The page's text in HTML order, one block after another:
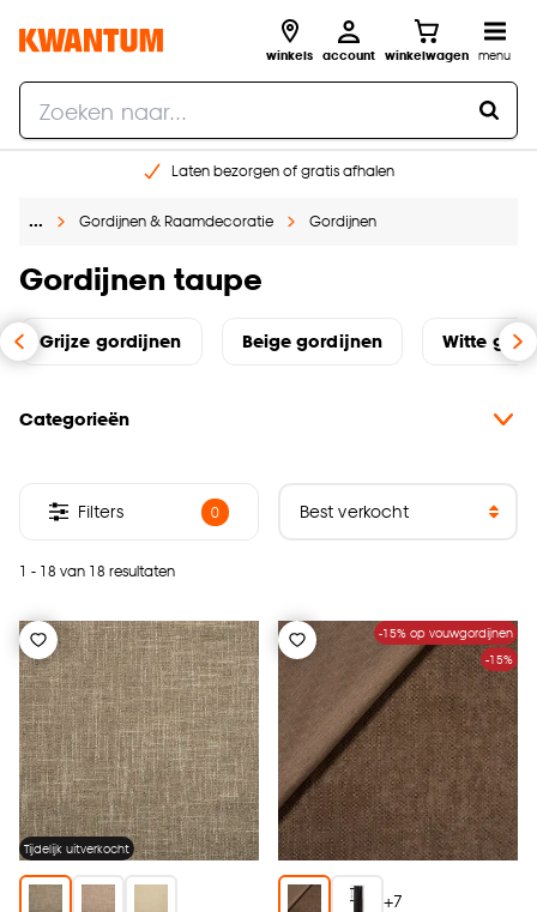
winkels account winkelwagen menu
Laten bezorgen of gratis afhalen
Gratis raam advies en opmeten aan huis
… Gordijnen & Raamdecoratie Gordijnen
Gordijnen taupe
Grijze gordijnen Beige gordijnen Witte
Categorieën
1 - 18 van 18 resultaten
Filters 0
Tijdelijk uitverkocht
-15% op vouwgordijnen
-15%
+7